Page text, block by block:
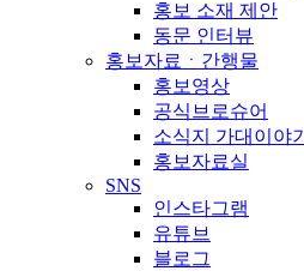
홍보 소재 제안
동문 인터뷰
홍보자료ㆍ간행물
홍보영상
공식브로슈어
소식지 가대이야기
홍보자료실
SNS
인스타그램
유튜브
블로그